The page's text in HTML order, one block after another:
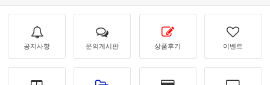
공지사항 문의게시판 상품후기 이벤트